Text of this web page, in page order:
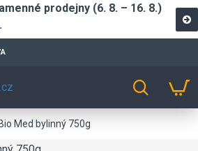
prodejny (6. 8. – 16. 8.)
Med bylinný 750g